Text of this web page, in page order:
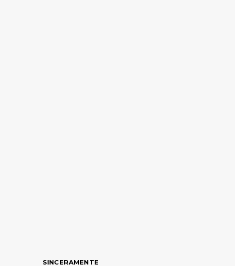
SINCERAMENTE